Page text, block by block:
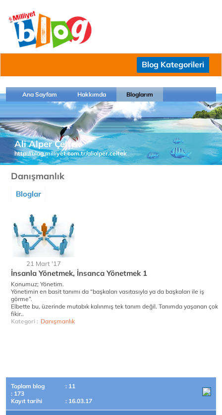
Blog Kategorileri
Ana Sayfam Hakkımda Bloglarım
Ali Alper Çeltek
http://blog.milliyet.com.tr/alialper.celtek
Danışmanlık
Bloglar
21 Mart '17
İnsanla Yönetmek, İnsanca Yönetmek 1
Konumuz; Yönetim.
Yönetimin en basit tanımı da “başkaları vasıtasıyla ya da başkaları ile iş
görme”.
Elbette bu, üzerinde mutabık kalınmış tek tanım değil. Tanımda yaşanan çok
fikir..
Kategori : Danışmanlık
Toplam blog
: 11
: 173
Kayıt tarihi
: 16.03.17